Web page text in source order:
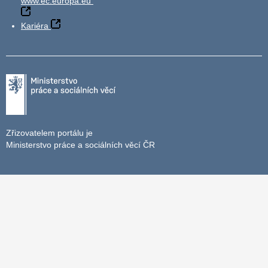
Kariéra
Zřizovatelem portálu je
Ministerstvo práce a sociálních věcí ČR